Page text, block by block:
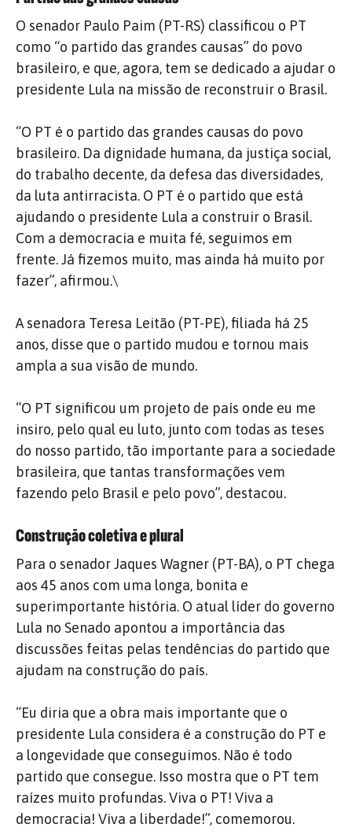
O senador Paulo Paim (PT-RS) classificou o PT
como “o partido das grandes causas” do povo
brasileiro, e que, agora, tem se dedicado a ajudar o
presidente Lula na missão de reconstruir o Brasil.
“O PT é o partido das grandes causas do povo
brasileiro. Da dignidade humana, da justiça social,
do trabalho decente, da defesa das diversidades,
da luta antirracista. O PT é o partido que está
ajudando o presidente Lula a construir o Brasil.
Com a democracia e muita fé, seguimos em
frente. Já fizemos muito, mas ainda há muito por
fazer”, afirmou.\
A senadora Teresa Leitão (PT-PE), filiada há 25
anos, disse que o partido mudou e tornou mais
ampla a sua visão de mundo.
“O PT significou um projeto de país onde eu me
insiro, pelo qual eu luto, junto com todas as teses
do nosso partido, tão importante para a sociedade
brasileira, que tantas transformações vem
fazendo pelo Brasil e pelo povo”, destacou.
Construção coletiva e plural
Para o senador Jaques Wagner (PT-BA), o PT chega
aos 45 anos com uma longa, bonita e
superimportante história. O atual líder do governo
Lula no Senado apontou a importância das
discussões feitas pelas tendências do partido que
ajudam na construção do país.
“Eu diria que a obra mais importante que o
presidente Lula considera é a construção do PT e
a longevidade que conseguimos. Não é todo
partido que consegue. Isso mostra que o PT tem
raízes muito profundas. Viva o PT! Viva a
democracia! Viva a liberdade!”, comemorou.